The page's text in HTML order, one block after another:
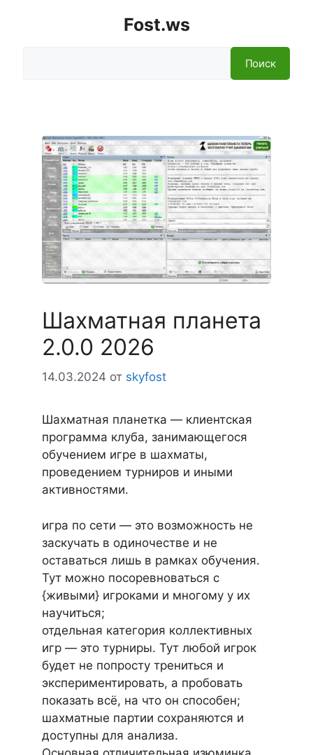
Fost.ws
Поиск
Шахматная планета
2.0.0 2026
14.03.2024 от skyfost
Шахматная планетка — клиентская
программа клуба, занимающегося
обучением игре в шахматы,
проведением турниров и иными
активностями.
игра по сети — это возможность не
заскучать в одиночестве и не
оставаться лишь в рамках обучения.
Тут можно посоревноваться с
{живыми} игроками и многому у их
научиться;
отдельная категория коллективных
игр — это турниры. Тут любой игрок
будет не попросту трениться и
экспериментировать, а пробовать
показать всё, на что он способен;
шахматные партии сохраняются и
доступны для анализа.